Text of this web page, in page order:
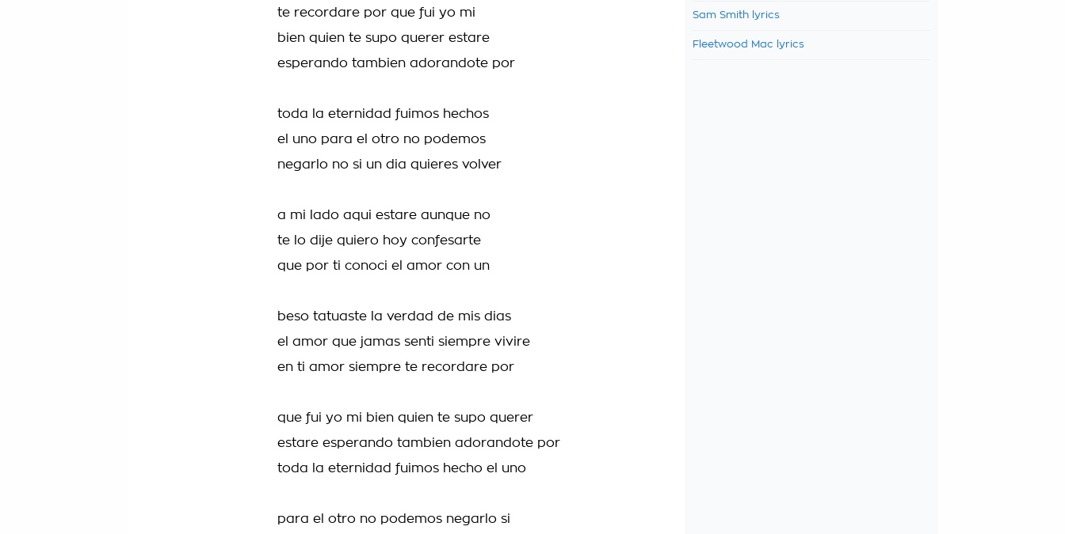
te recordare por que fui yo mi
bien quien te supo querer estare
esperando tambien adorandote por
toda la eternidad fuimos hechos
el uno para el otro no podemos
negarlo no si un dia quieres volver
a mi lado aqui estare aunque no
te lo dije quiero hoy confesarte
que por ti conoci el amor con un
beso tatuaste la verdad de mis dias
el amor que jamas senti siempre vivire
en ti amor siempre te recordare por
que fui yo mi bien quien te supo querer
estare esperando tambien adorandote por
toda la eternidad fuimos hecho el uno
para el otro no podemos negarlo si
Sam Smith lyrics
Fleetwood Mac lyrics